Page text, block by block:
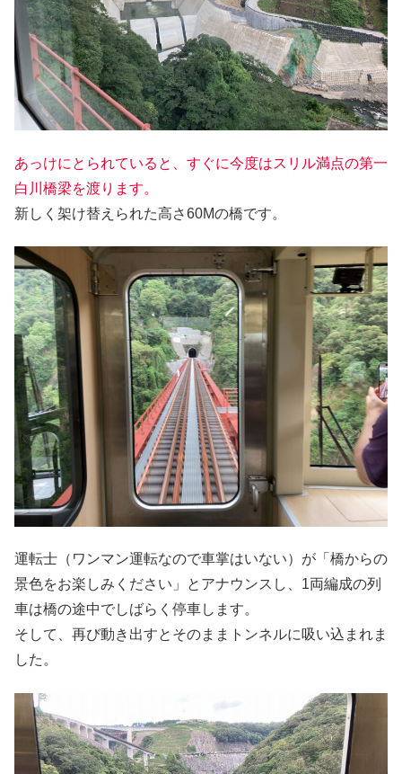
あっけにとられていると、すぐに今度はスリル満点の第一
白川橋梁を渡ります。
新しく架け替えられた高さ60Mの橋です。
運転士（ワンマン運転なので車掌はいない）が「橋からの
景色をお楽しみください」とアナウンスし、1両編成の列
車は橋の途中でしばらく停車します。
そして、再び動き出すとそのままトンネルに吸い込まれま
した。